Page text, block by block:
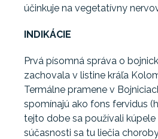
účinkuje na vegetatívny
INDIKÁCIE
Prvá písomná správa o
zachovala v listine kráľa
Termálne pramene v
spomínajú ako fons fervidus
tejto dobe sa používali kúpele
súčasnosti sa tu liečia